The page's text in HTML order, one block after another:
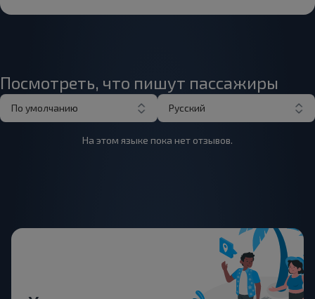
Посмотреть, что пишут пассажиры
По умолчанию Русский
На этом языке пока нет отзывов.